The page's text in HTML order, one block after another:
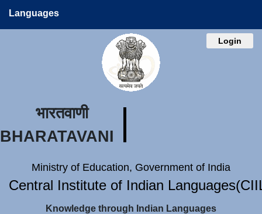
Languages
Login
भारतवाणी
BHARATAVANI
Ministry of Education, Government of India
Central Institute of Indian
Knowledge through Indian Languages